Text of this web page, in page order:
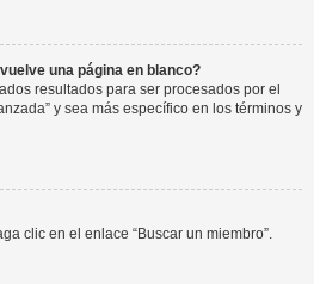
una página en blanco?
resultados para ser procesados por el
y sea más específico en los términos y
clic en el enlace “Buscar un miembro”.